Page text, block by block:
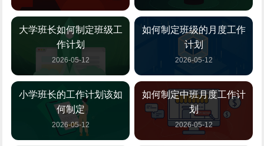
大学班长如何制定班级工
作计划
2026-05-12
如何制定班级的月度工作
计划
2026-05-12
小学班长的工作计划该如
何制定
2026-05-12
如何制定中班月度工作计
划
2026-05-12